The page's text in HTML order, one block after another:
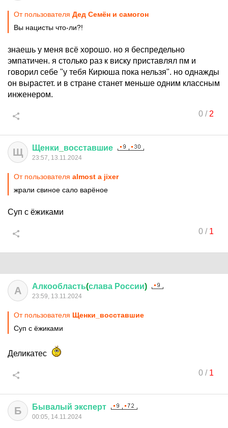
От пользователя Дед Семён и самогон
Вы нацисты что-ли?!
знаешь у меня всё хорошо. но я беспредельно
эмпатичен. я столько раз к виску приставлял пм и
говорил себе "у тебя Кирюша пока нельзя". но однажды
он вырастет. и в стране станет меньше одним классным
инженером.
0/ 2
Щ Щенки восставшие
23:57, 13.11.2024
От пользователя almost a jixer
жрали свиное сало варёное
Суп с ёжиками
0/ 1
А Алкообласть(слава России)
23:59, 13.11.2024
От пользователя Щенки_восставшие
Суп с ёжиками
Деликатес
0/ 1
Б Бывалый эксперт
00:05, 14.11.2024